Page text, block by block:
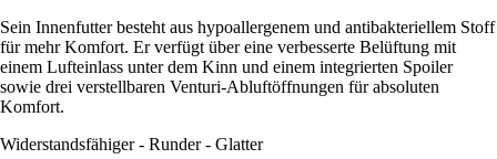
Sein Innenfutter besteht aus hypoallergenem und antibakteriellem Stoff
für mehr Komfort. Er verfügt über eine verbesserte Belüftung mit
einem Lufteinlass unter dem Kinn und einem integrierten Spoiler
sowie drei verstellbaren Venturi-Abluftöffnungen für absoluten
Komfort.
Widerstandsfähiger - Runder - Glatter